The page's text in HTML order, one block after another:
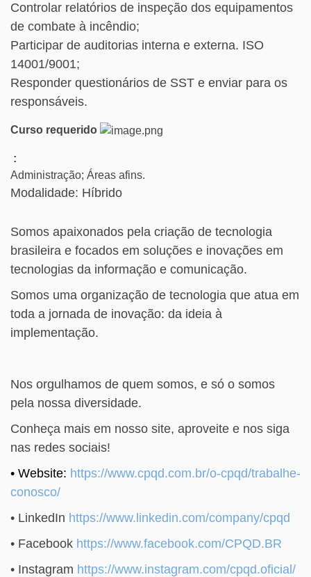
Controlar relatórios de inspeção dos equipamentos
de combate à incêndio;
Participar de auditorias interna e externa. ISO
14001/9001;
Responder questionários de SST e enviar para os
responsáveis.
Curso requerido
:
Administração; Áreas afins.
Modalidade: Híbrido
Somos apaixonados pela criação de tecnologia
brasileira e focados em soluções e inovações em
tecnologias da informação e comunicação.
Somos uma organização de tecnologia que atua em
toda a jornada de inovação: da ideia à
implementação.
Nos orgulhamos de quem somos, e só o somos
pela nossa diversidade.
Conheça mais em nosso site, aproveite e nos siga
nas redes sociais!
• Website: https://www.cpqd.com.br/o-cpqd/trabalhe-
conosco/
• LinkedIn https://www.linkedin.com/company/cpqd
• Facebook https://www.facebook.com/CPQD.BR
• Instagram https://www.instagram.com/cpqd.oficial/